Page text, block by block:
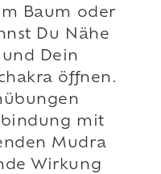
Baum oder
Du Nähe
Dein
öffnen.
mit
Mudra
Wirkung